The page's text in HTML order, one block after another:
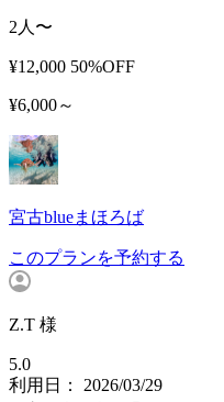
2人〜
¥12,000 50%OFF
¥6,000～
宮古blueまほろば
このプランを予約する
Z.T 様
5.0
利用日： 2026/03/29